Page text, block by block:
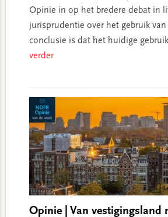
Opinie in op het bredere debat in
jurisprudentie over het gebruik van
conclusie is dat het huidige
verder
Opinie | Van vestigingsland